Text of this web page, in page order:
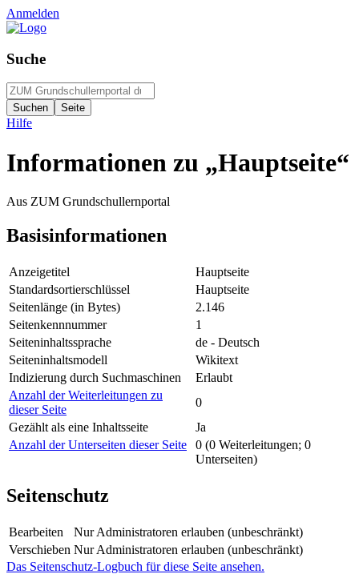
Anmelden
Suche
Hilfe
Informationen zu „Hauptseite“
Aus ZUM Grundschullernportal
Basisinformationen
Anzeigetitel
Hauptseite
Standardsortierschlüssel
Hauptseite
Seitenlänge (in Bytes)
2.146
Seitenkennnummer
1
Seiteninhaltssprache
de - Deutsch
Seiteninhaltsmodell
Wikitext
Indizierung durch Suchmaschinen
Erlaubt
Anzahl der Weiterleitungen zu
dieser Seite
0
Gezählt als eine Inhaltsseite
Ja
Anzahl der Unterseiten dieser Seite
0 (0 Weiterleitungen; 0
Unterseiten)
Seitenschutz
Bearbeiten
Nur Administratoren erlauben (unbeschränkt)
Verschieben Nur Administratoren erlauben (unbeschränkt)
Das Seitenschutz-Logbuch für diese Seite ansehen.